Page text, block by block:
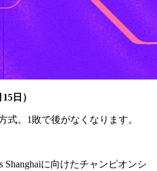
日）
式。1敗で後がなくなります。
Shanghaiに向けたチャンピオンシ